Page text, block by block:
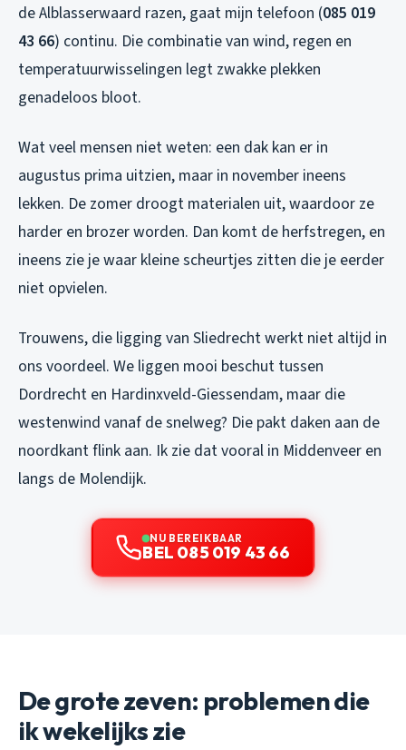
de Alblasserwaard razen, gaat mijn telefoon (085 019
43 66) continu. Die combinatie van wind, regen en
temperatuurwisselingen legt zwakke plekken
genadeloos bloot.
Wat veel mensen niet weten: een dak kan er in
augustus prima uitzien, maar in november ineens
lekken. De zomer droogt materialen uit, waardoor ze
harder en brozer worden. Dan komt de herfstregen, en
ineens zie je waar kleine scheurtjes zitten die je eerder
niet opvielen.
Trouwens, die ligging van Sliedrecht werkt niet altijd in
ons voordeel. We liggen mooi beschut tussen
Dordrecht en Hardinxveld-Giessendam, maar die
westenwind vanaf de snelweg? Die pakt daken aan de
noordkant flink aan. Ik zie dat vooral in Middenveer en
langs de Molendijk.
NU BEREIKBAAR
BEL 085 019 43 66
De grote zeven: problemen die
ik wekelijks zie